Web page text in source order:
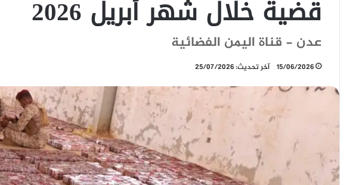
قضية خلال شهر أبريل 2026
عدن - قناة اليمن الفضائية
15/06/2026 آخر تحديث: 25/07/2026